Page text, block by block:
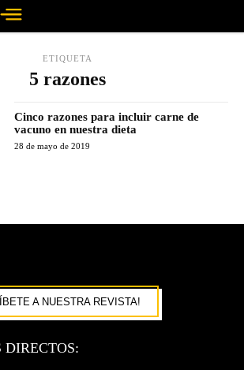
ETIQUETA
5 razones
Cinco razones para incluir carne de
vacuno en nuestra dieta
28 de mayo de 2019
A NUESTRA REVISTA!
DIRECTOS: